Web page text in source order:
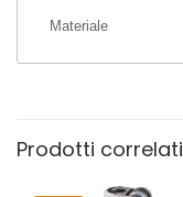
Materiale
Prodotti correlati